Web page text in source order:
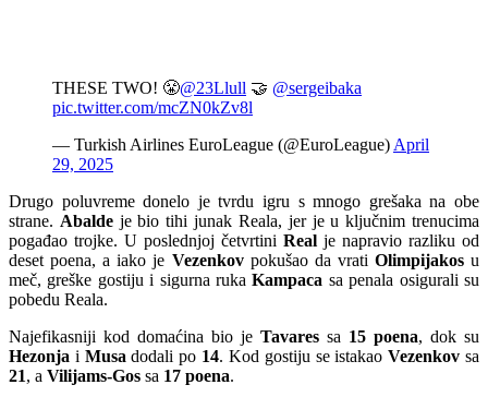
THESE TWO! 😤@23Llull 🤝 @sergeibaka
pic.twitter.com/mcZN0kZv8l
— Turkish Airlines EuroLeague (@EuroLeague) April
29, 2025
Drugo poluvreme donelo je tvrdu igru s mnogo grešaka na obe
strane. Abaldeje bio tihi junak Reala, jer je u ključnim trenucima
pogađao trojke. U poslednjoj četvrtini Real je napravio razliku od
deset poena, a iako je Vezenkovpokušao da vrati Olimpijakosu
meč, greške gostiju i sigurna rukaKampaca sa penala osigurali su
pobedu Reala.
Najefikasniji kod domaćina bio je Tavares sa 15 poena, dok su
Hezonja i Musa dodali po 14. Kod gostiju se istakaoVezenkov sa
21, a Vilijams-Gos sa 17 poena.